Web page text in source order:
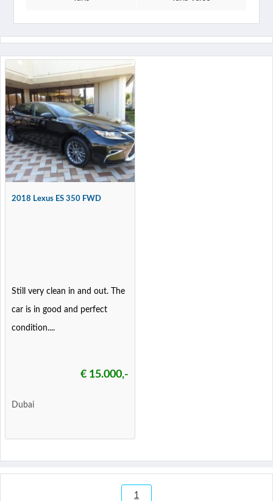
2018 Lexus ES 350 FWD
Still very clean in and out. The
car is in good and perfect
condition....
€ 15.000,-
Dubai
1